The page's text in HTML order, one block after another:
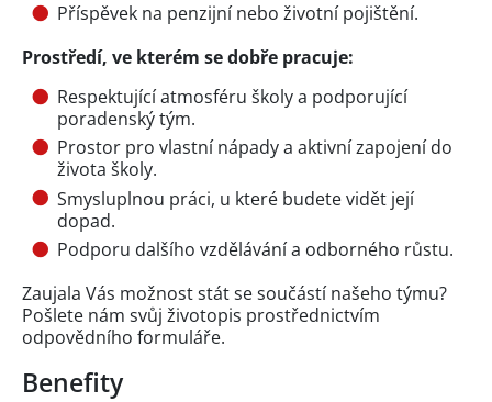
Příspěvek na penzijní nebo životní pojištění.
Prostředí, ve kterém se dobře pracuje:
Respektující atmosféru školy a podporující
poradenský tým.
Prostor pro vlastní nápady a aktivní zapojení do
života školy.
Smysluplnou práci, u které budete vidět její
dopad.
Podporu dalšího vzdělávání a odborného růstu.
Zaujala Vás možnost stát se součástí našeho týmu?
Pošlete nám svůj životopis prostřednictvím
odpovědního formuláře.
Benefity